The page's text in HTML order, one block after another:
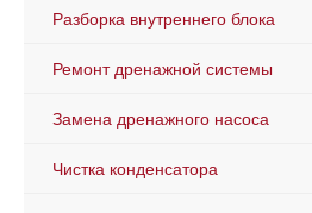
Разборка внутреннего блока
Ремонт дренажной системы
Замена дренажного насоса
Чистка конденсатора